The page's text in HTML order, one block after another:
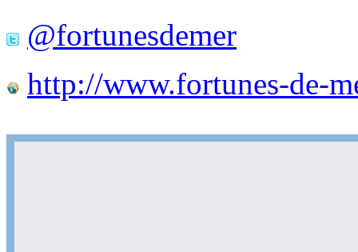
@fortunesdemer
http://www.fortunes-de-